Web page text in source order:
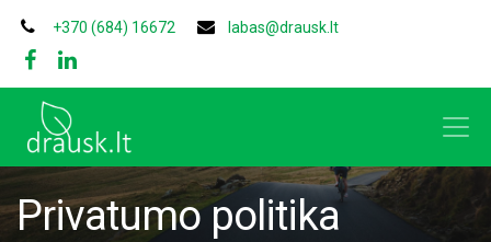
+370 (684) 16672 labas@drausk.lt
Privatumo politika